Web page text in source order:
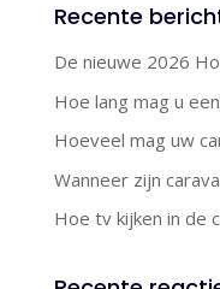
Recente
De nieuwe 2026
Hoe lang mag u
Hoeveel mag uw
Wanneer zijn
Hoe tv kijken in de